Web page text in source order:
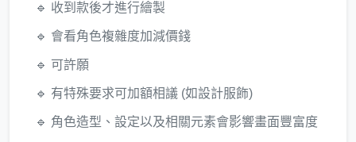
🔹 收到款後才進行繪製
🔹 會看角色複雜度加減價錢
🔹 可許願
🔹 有特殊要求可加額相議 (如設計服飾)
🔹 角色造型、設定以及相關元素會影響畫面豐富度